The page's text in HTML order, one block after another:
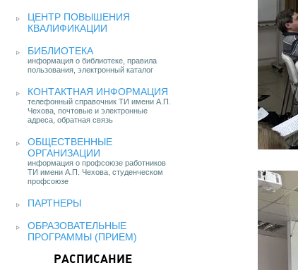
ЦЕНТР ПОВЫШЕНИЯ
КВАЛИФИКАЦИИ
БИБЛИОТЕКА
информация о библиотеке, правила
пользования, электронный каталог
КОНТАКТНАЯ ИНФОРМАЦИЯ
телефонный справочник ТИ имени А.П.
Чехова, почтовые и электронные
адреса, обратная связь
ОБЩЕСТВЕННЫЕ
ОРГАНИЗАЦИИ
информация о профсоюзе работников
ТИ имени А.П. Чехова, студенческом
профсоюзе
ПАРТНЕРЫ
ОБРАЗОВАТЕЛЬНЫЕ
ПРОГРАММЫ (ПРИЕМ)
РАСПИСАНИЕ